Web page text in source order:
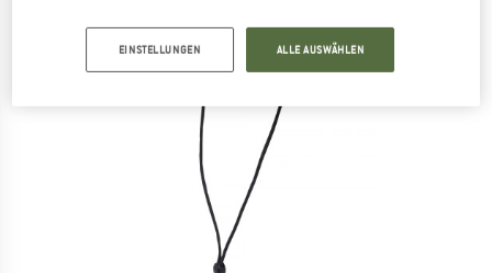
EINSTELLUNGEN ALLE AUSWÄHLEN